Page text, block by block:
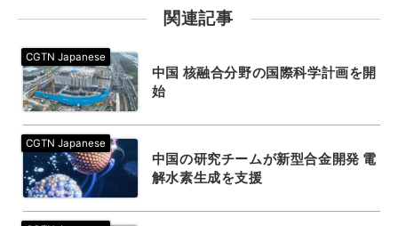
関連記事
中国 核融合分野の国際科学計画を開
始
中国の研究チームが新型合金開発 電
解水素生成を支援